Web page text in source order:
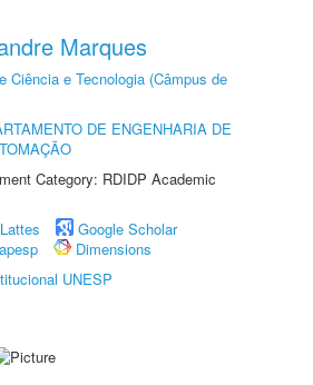
Marques
Ciência e Tecnologia (Câmpus de
DE ENGENHARIA DE
Category: RDIDP Academic
Google Scholar
Dimensions
UNESP